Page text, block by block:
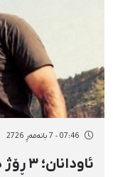
07:46 - 7 بانەمەڕ 2726